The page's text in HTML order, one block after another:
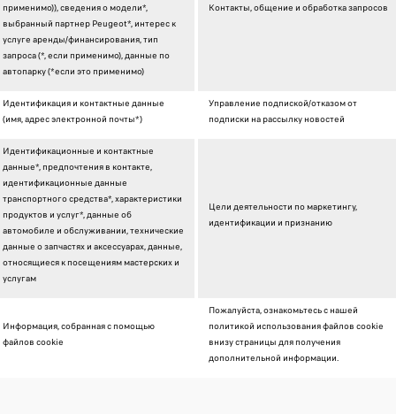
применимо)), сведения о модели*,
выбранный партнер Peugeot*, интерес к
услуге аренды/финансирования, тип
запроса (*, если применимо), данные по
автопарку (*если это применимо)
Контакты, общение и обработка запросов
Идентификация и контактные данные
(имя, адрес электронной почты*)
Управление подпиской/отказом от
подписки на рассылку новостей
Идентификационные и контактные
данные*, предпочтения в контакте,
идентификационные данные
транспортного средства*, характеристики
продуктов и услуг*, данные об
автомобиле и обслуживании, технические
данные о запчастях и аксессуарах, данные,
относящиеся к посещениям мастерских и
услугам
Цели деятельности по маркетингу,
идентификации и признанию
Информация, собранная с помощью
файлов cookie
Пожалуйста, ознакомьтесь с нашей
политикой использования файлов cookie
внизу страницы для получения
дополнительной информации.